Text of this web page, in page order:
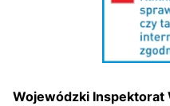
Wojewódzki Inspektorat